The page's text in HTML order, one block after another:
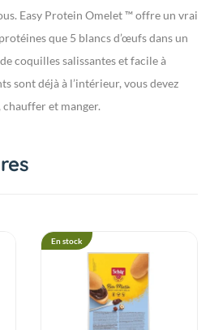
Easy Protein Omelet ™ offre un vrai
que 5 blancs d’œufs dans un
coquilles salissantes et facile à
sont déjà à l’intérieur, vous devez
chauffer et manger.
En stock